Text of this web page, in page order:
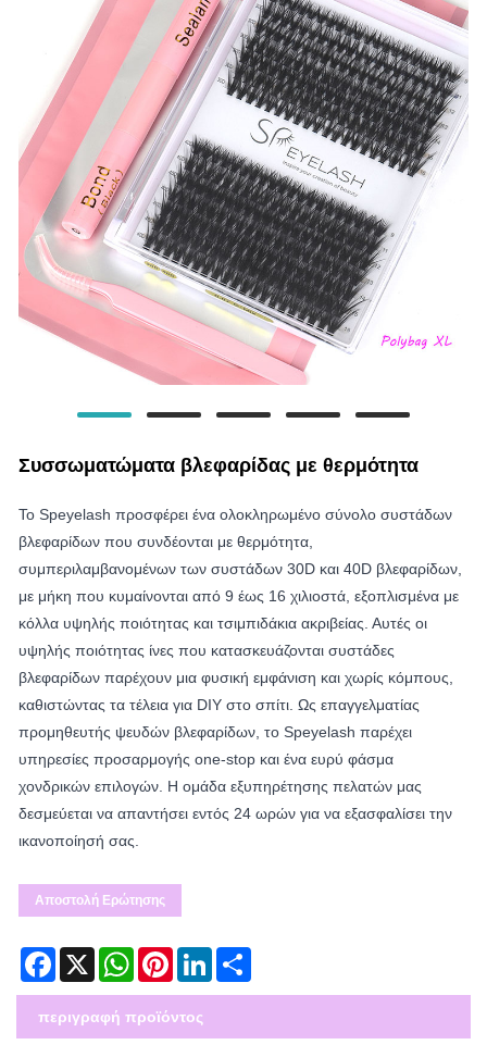
Συσσωματώματα βλεφαρίδας με θερμότητα
Το Speyelash προσφέρει ένα ολοκληρωμένο σύνολο συστάδων
βλεφαρίδων που συνδέονται με θερμότητα,
συμπεριλαμβανομένων των συστάδων 30D και 40D βλεφαρίδων,
με μήκη που κυμαίνονται από 9 έως 16 χιλιοστά, εξοπλισμένα με
κόλλα υψηλής ποιότητας και τσιμπιδάκια ακριβείας. Αυτές οι
υψηλής ποιότητας ίνες που κατασκευάζονται συστάδες
βλεφαρίδων παρέχουν μια φυσική εμφάνιση και χωρίς κόμπους,
καθιστώντας τα τέλεια για DIY στο σπίτι. Ως επαγγελματίας
προμηθευτής ψευδών βλεφαρίδων, το Speyelash παρέχει
υπηρεσίες προσαρμογής one-stop και ένα ευρύ φάσμα
χονδρικών επιλογών. Η ομάδα εξυπηρέτησης πελατών μας
δεσμεύεται να απαντήσει εντός 24 ωρών για να εξασφαλίσει την
ικανοποίησή σας.
Αποστολή Ερώτησης
Facebook
X WhatsAppPinterestLinkedIn
περιγραφή προϊόντος